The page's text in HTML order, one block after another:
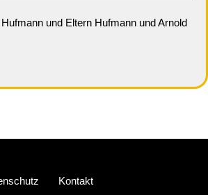
und Eltern Hufmann und Arnold
Kontakt